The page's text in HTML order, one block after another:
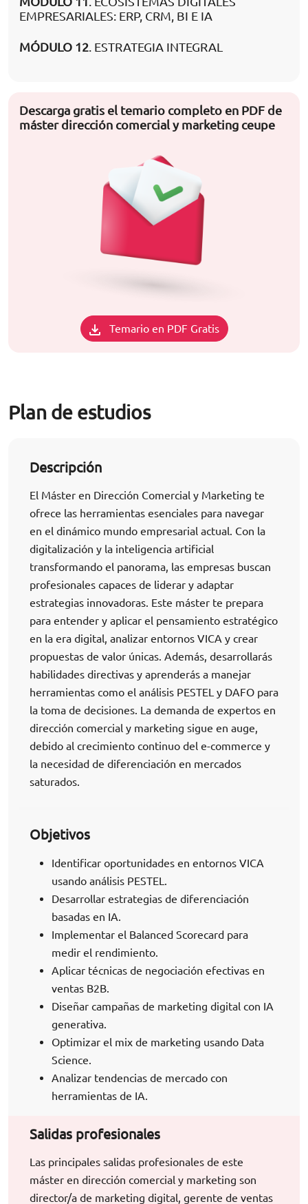
EMPRESARIALES: ERP, CRM, BI E IA
MÓDULO 12. ESTRATEGIA INTEGRAL
Descarga gratis el temario completo en PDF de
máster dirección comercial y marketing ceupe
Temario en PDF Gratis
Plan de estudios
Descripción
El Máster en Dirección Comercial y Marketing te
ofrece las herramientas esenciales para navegar
en el dinámico mundo empresarial actual. Con la
digitalización y la inteligencia artificial
transformando el panorama, las empresas buscan
profesionales capaces de liderar y adaptar
estrategias innovadoras. Este máster te prepara
para entender y aplicar el pensamiento estratégico
en la era digital, analizar entornos VICA y crear
propuestas de valor únicas. Además, desarrollarás
habilidades directivas y aprenderás a manejar
herramientas como el análisis PESTEL y DAFO para
la toma de decisiones. La demanda de expertos en
dirección comercial y marketing sigue en auge,
debido al crecimiento continuo del e-commerce y
la necesidad de diferenciación en mercados
saturados.
Objetivos
Identificar oportunidades en entornos VICA
usando análisis PESTEL.
Desarrollar estrategias de diferenciación
basadas en IA.
Implementar el Balanced Scorecard para
medir el rendimiento.
Aplicar técnicas de negociación efectivas en
ventas B2B.
Diseñar campañas de marketing digital con IA
generativa.
Optimizar el mix de marketing usando Data
Science.
Analizar tendencias de mercado con
herramientas de IA.
Salidas profesionales
Las principales salidas profesionales de este
máster en dirección comercial y marketing son
director/a de marketing digital, gerente de ventas